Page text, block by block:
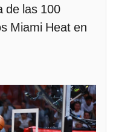
de las 100
Miami Heat en